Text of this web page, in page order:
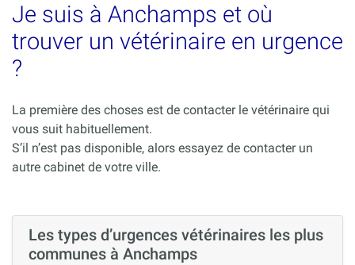
Je suis à Anchamps et où
trouver un vétérinaire en urgence
?
La première des choses est de contacter le vétérinaire qui
vous suit habituellement.
S’il n’est pas disponible, alors essayez de contacter un
autre cabinet de votre ville.
Les types d’urgences vétérinaires les plus
communes à Anchamps